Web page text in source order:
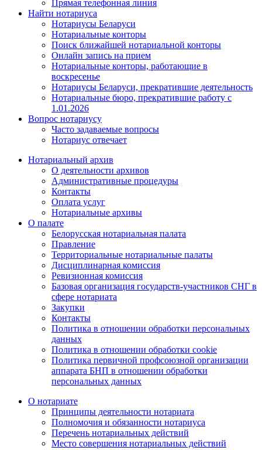
Прямая телефонная линия
Найти нотариуса
Нотариусы Беларуси
Нотариальные конторы
Поиск ближайшей нотариальной конторы
Онлайн запись на прием
Нотариальные конторы, работающие в
воскресенье
Нотариусы Беларуси, прекратившие деятельность
Нотариальные бюро, прекратившие работу с
1.01.2026
Вопрос нотариусу
Часто задаваемые вопросы
Нотариус отвечает
Нотариальный архив
О деятельности архивов
Административные процедуры
Контакты
Оплата услуг
Нотариальные архивы
О палате
Белорусская нотариальная палата
Правление
Территориальные нотариальные палаты
Дисциплинарная комиссия
Ревизионная комиссия
Базовая организация государств-участников СНГ в
сфере нотариата
Закупки
Контакты
Политика в отношении обработки персональных
данных
Политика в отношении обработки cookie
Политика первичной профсоюзной организации
аппарата БНП в отношении обработки
персональных данных
О нотариате
Принципы деятельности нотариата
Полномочия и обязанности нотариуса
Перечень нотариальных действий
Место совершения нотариальных действий